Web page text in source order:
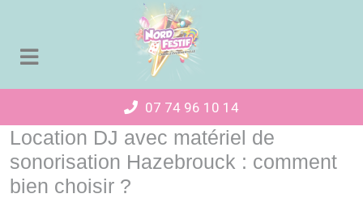
07 74 96 10 14
Location DJ avec matériel de
sonorisation Hazebrouck : comment
bien choisir ?
Panneau de gestion des cookies